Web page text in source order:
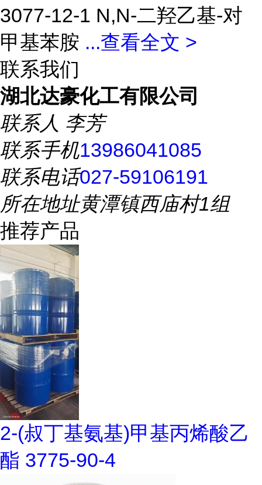
3077-12-1 N,N-二羟乙基-对
甲基苯胺 ...查看全文 >
联系我们
湖北达豪化工有限公司
联系人 李芳
联系手机13986041085
联系电话027-59106191
所在地址黄潭镇西庙村1组
推荐产品
2-(叔丁基氨基)甲基丙烯酸乙
酯 3775-90-4